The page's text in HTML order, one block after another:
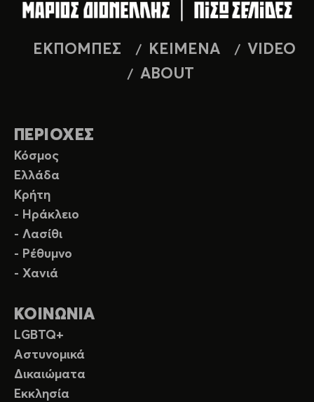
ΕΚΠΟΜΠΕΣ ΚΕΙΜΕΝΑ
VIDEO
ABOUT
ΠΕΡΙΟΧΕΣ
Κόσμος
Ελλάδα
Κρήτη
- Ηράκλειο
- Λασίθι
- Ρέθυμνο
- Χανιά
ΚΟΙΝΩΝΙΑ
LGBTQ+
Αστυνομικά
Δικαιώματα
Εκκλησία